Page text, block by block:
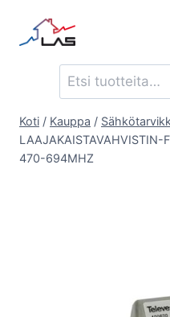
sisältöön
Etsi:
Koti / Kauppa /
LAAJAKAISTAVAHVISTIN-
470-694MHZ